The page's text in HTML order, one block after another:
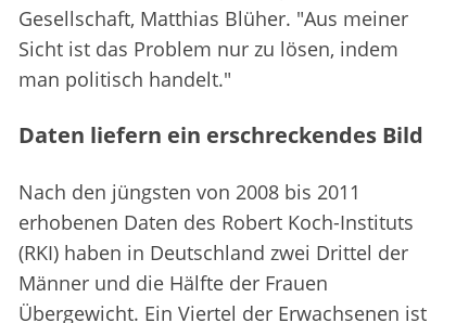
Gesellschaft, Matthias Blüher. "Aus meiner
Sicht ist das Problem nur zu lösen, indem
man politisch handelt."
Daten liefern ein erschreckendes Bild
Nach den jüngsten von 2008 bis 2011
erhobenen Daten des Robert Koch-Instituts
(RKI) haben in Deutschland zwei Drittel der
Männer und die Hälfte der Frauen
Übergewicht. Ein Viertel der Erwachsenen ist